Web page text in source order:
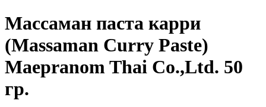
Массаман паста карри
(Massaman Curry Paste)
Maepranom Thai Co.,Ltd. 50
гр.